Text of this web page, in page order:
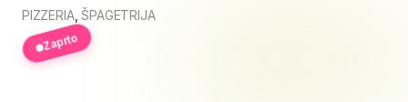
PIZZERIA,ŠPAGETRIJA
Zaprto